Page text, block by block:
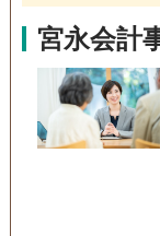
宮永会計